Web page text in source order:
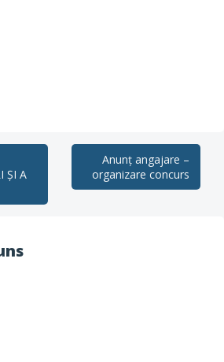
ȘI A
Anunț angajare –
organizare concurs